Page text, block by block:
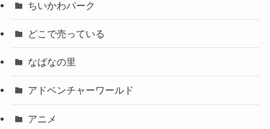
ちいかわパーク
どこで売っている
なばなの里
アドベンチャーワールド
アニメ